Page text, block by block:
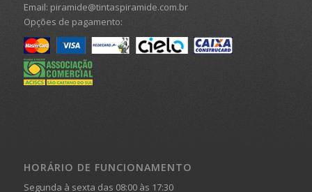
Email: piramide@tintaspiramide.com.br
Opções de pagamento:
HORÁRIO DE FUNCIONAMENTO
Segunda à sexta das 08:00 às 17:30